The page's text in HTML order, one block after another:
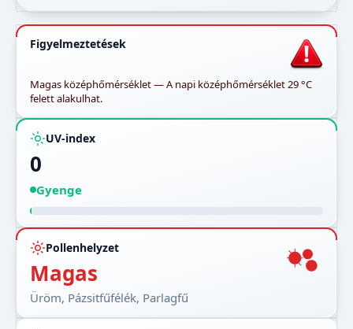
Figyelmeztetések
Magas középhőmérséklet — A napi középhőmérséklet 29 °C
felett alakulhat.
UV-index
0
Gyenge
Pollenhelyzet
Magas
Üröm, Pázsitfűfélék, Parlagfű